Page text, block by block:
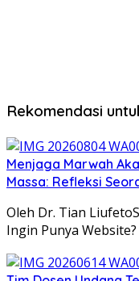
Rekomendasi
Menjaga Marwah
Massa: Refleksi
Oleh Dr. Tian
Ingin Punya